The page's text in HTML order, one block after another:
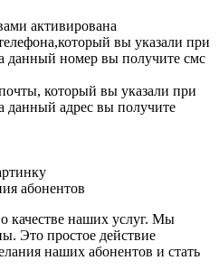
активирована
вы указали при
данный номер вы получите смс
который вы указали при
данный адрес вы получите
абонентов
качестве наших услуг. Мы
Это простое действие
наших абонентов и стать